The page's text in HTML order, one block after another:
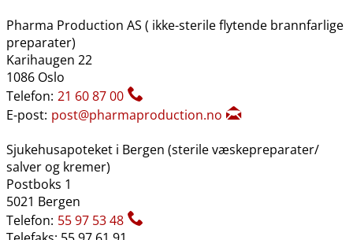
Pharma Production AS ( ikke-sterile flytende brannfarlige
preparater)
Karihaugen 22
1086 Oslo
Telefon: 21 60 87 00
E-post: post@pharmaproduction.no
Sjukehusapoteket i Bergen (sterile væskepreparater​/​
salver og kremer)
Postboks 1
5021 Bergen
Telefon: 55 97 53 48